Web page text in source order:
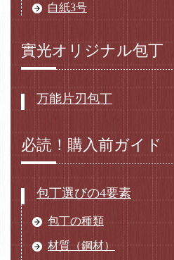
白紙3号
實光オリジナル包丁
万能片刃包丁
必読！購入前ガイド
包丁選びの4要素
包丁の種類
材質（鋼材）